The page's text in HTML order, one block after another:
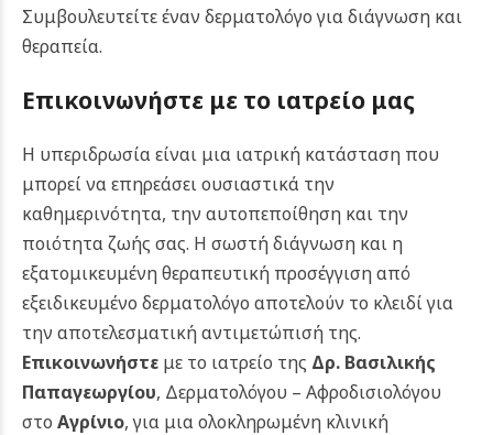
Συμβουλευτείτε έναν δερματολόγο για διάγνωση και
θεραπεία.
Επικοινωνήστε με το ιατρείο μας
Η υπεριδρωσία είναι μια ιατρική κατάσταση που
μπορεί να επηρεάσει ουσιαστικά την
καθημερινότητα, την αυτοπεποίθηση και την
ποιότητα ζωής σας. Η σωστή διάγνωση και η
εξατομικευμένη θεραπευτική προσέγγιση από
εξειδικευμένο δερματολόγο αποτελούν το κλειδί για
την αποτελεσματική αντιμετώπισή της.
Επικοινωνήστε με το ιατρείο της Δρ. Βασιλικής
Παπαγεωργίου, Δερματολόγου – Αφροδισιολόγου
στο Αγρίνιο, για μια ολοκληρωμένη κλινική